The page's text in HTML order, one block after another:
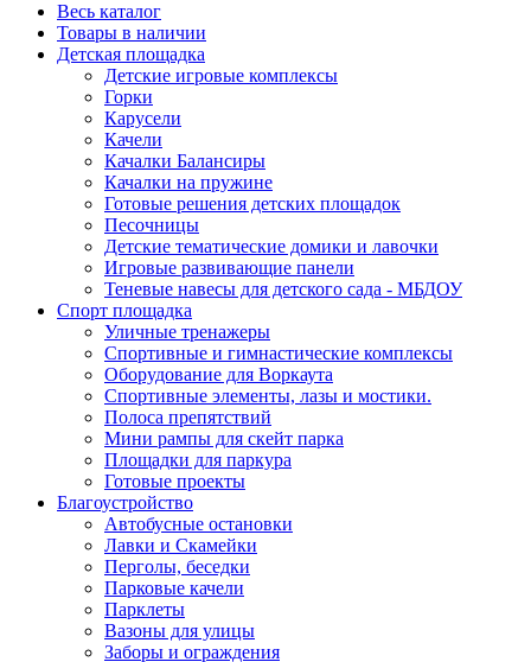
Весь каталог
Товары в наличии
Детская площадка
Детские игровые комплексы
Горки
Карусели
Качели
Качалки Балансиры
Качалки на пружине
Готовые решения детских площадок
Песочницы
Детские тематические домики и лавочки
Игровые развивающие панели
Теневые навесы для детского сада - МБДОУ
Спорт площадка
Уличные тренажеры
Спортивные и гимнастические комплексы
Оборудование для Воркаута
Спортивные элементы, лазы и мостики.
Полоса препятствий
Мини рампы для скейт парка
Площадки для паркура
Готовые проекты
Благоустройство
Автобусные остановки
Лавки и Скамейки
Перголы, беседки
Парковые качели
Парклеты
Вазоны для улицы
Заборы и ограждения